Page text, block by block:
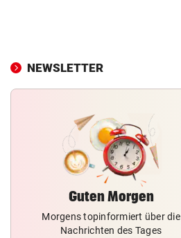
NEWSLETTER
Guten Morgen
Morgens topinformiert über die
Nachrichten des Tages